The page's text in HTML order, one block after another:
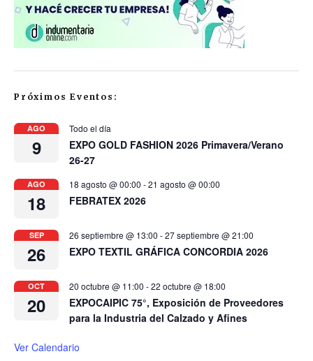
Próximos Eventos:
AGO
9
Todo el día
EXPO GOLD FASHION 2026 Primavera/Verano
26-27
AGO
18
18 agosto @ 00:00 -21 agosto @ 00:00
FEBRATEX 2026
SEP
26
26 septiembre @ 13:00 -27 septiembre @ 21:00
EXPO TEXTIL GRÁFICA CONCORDIA 2026
OCT
20
20 octubre @ 11:00 -22 octubre @ 18:00
EXPOCAIPIC 75°, Exposición de Proveedores
para la Industria del Calzado y Afines
Ver Calendario